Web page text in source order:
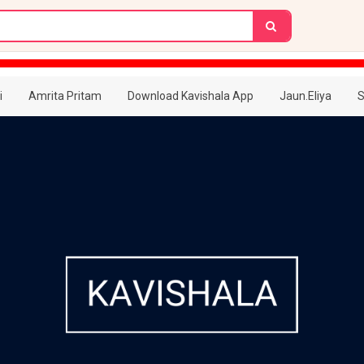
Amrita Pritam Download Kavishala App Jaun.Eliya